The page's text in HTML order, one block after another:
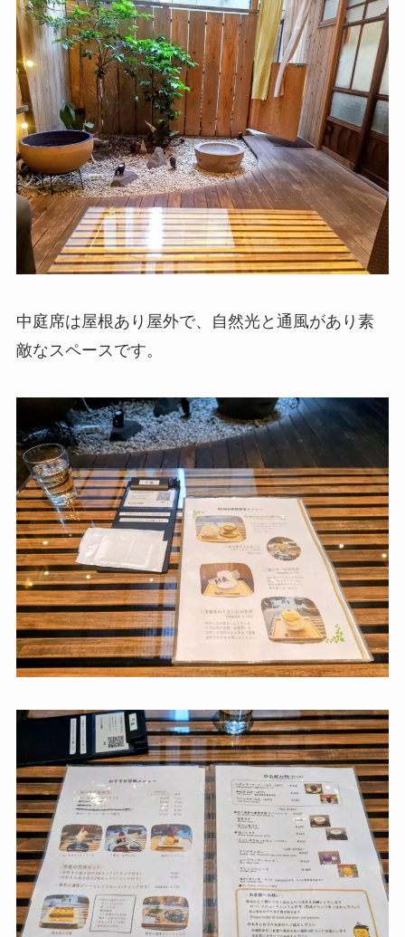
中庭席は屋根あり屋外で、自然光と通風があり素
敵なスペースです。